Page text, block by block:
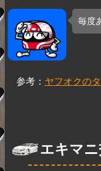
毎度
参考： ヤフオクの
エキマ